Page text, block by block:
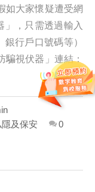
如大家懷疑遭受網
」，只需透過輸入
行戶口號碼等）
視伏器」連結：
及保安 0